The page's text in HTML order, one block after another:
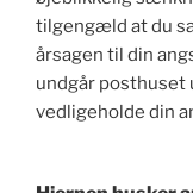
tilgengæld at du
årsagen til din
undgår posthuset
vedligeholde din